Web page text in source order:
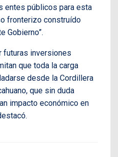
entes públicos para esta
fronterizo construído
Gobierno”.
futuras inversiones
que toda la carga
desde la Cordillera
que sin duda
impacto económico en